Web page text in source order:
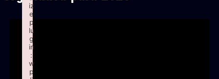
iz
e
p
lu
g
in
:
w
p